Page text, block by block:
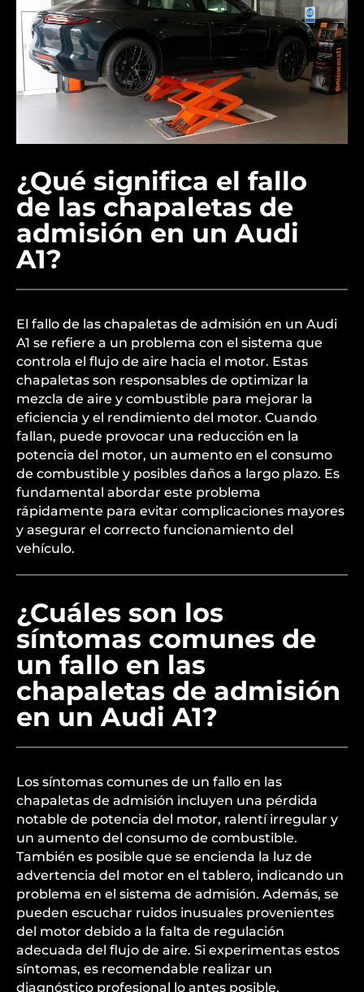
¿Qué significa el fallo
de las chapaletas de
admisión en un Audi
A1?
El fallo de las chapaletas de admisión en un Audi
A1 se refiere a un problema con el sistema que
controla el flujo de aire hacia el motor. Estas
chapaletas son responsables de optimizar la
mezcla de aire y combustible para mejorar la
eficiencia y el rendimiento del motor. Cuando
fallan, puede provocar una reducción en la
potencia del motor, un aumento en el consumo
de combustible y posibles daños a largo plazo. Es
fundamental abordar este problema
rápidamente para evitar complicaciones mayores
y asegurar el correcto funcionamiento del
vehículo.
¿Cuáles son los
síntomas comunes de
un fallo en las
chapaletas de admisión
en un Audi A1?
Los síntomas comunes de un fallo en las
chapaletas de admisión incluyen una pérdida
notable de potencia del motor, ralentí irregular y
un aumento del consumo de combustible.
También es posible que se encienda la luz de
advertencia del motor en el tablero, indicando un
problema en el sistema de admisión. Además, se
pueden escuchar ruidos inusuales provenientes
del motor debido a la falta de regulación
adecuada del flujo de aire. Si experimentas estos
síntomas, es recomendable realizar un
diagnóstico profesional lo antes posible.